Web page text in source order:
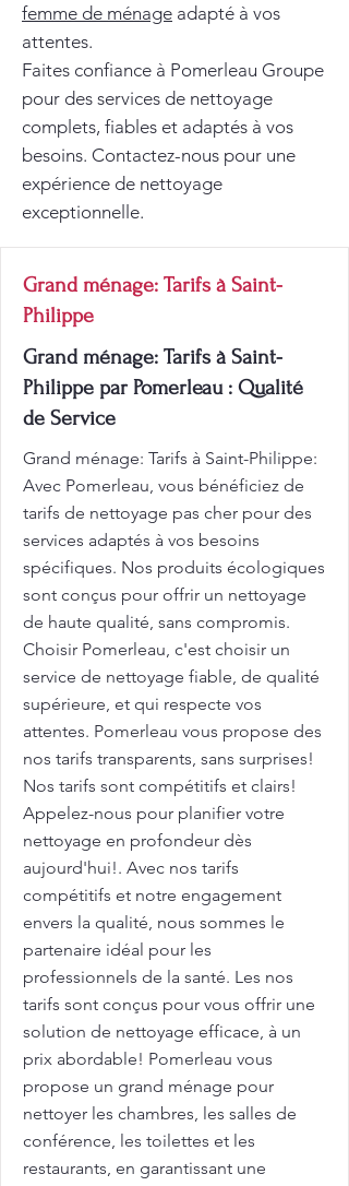
femme de ménage adapté à vos
attentes.
Faites confiance à Pomerleau Groupe
pour des services de nettoyage
complets, fiables et adaptés à vos
besoins. Contactez-nous pour une
expérience de nettoyage
exceptionnelle.
Grand ménage: Tarifs à Saint-
Philippe
Grand ménage: Tarifs à Saint-
Philippe par Pomerleau : Qualité
de Service
Grand ménage: Tarifs à Saint-Philippe:
Avec Pomerleau, vous bénéficiez de
tarifs de nettoyage pas cher pour des
services adaptés à vos besoins
spécifiques. Nos produits écologiques
sont conçus pour offrir un nettoyage
de haute qualité, sans compromis.
Choisir Pomerleau, c'est choisir un
service de nettoyage fiable, de qualité
supérieure, et qui respecte vos
attentes. Pomerleau vous propose des
nos tarifs transparents, sans surprises!
Nos tarifs sont compétitifs et clairs!
Appelez-nous pour planifier votre
nettoyage en profondeur dès
aujourd'hui!. Avec nos tarifs
compétitifs et notre engagement
envers la qualité, nous sommes le
partenaire idéal pour les
professionnels de la santé. Les nos
tarifs sont conçus pour vous offrir une
solution de nettoyage efficace, à un
prix abordable! Pomerleau vous
propose un grand ménage pour
nettoyer les chambres, les salles de
conférence, les toilettes et les
restaurants, en garantissant une